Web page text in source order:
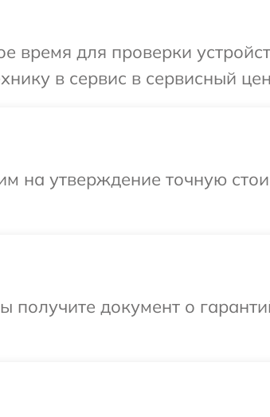
время для проверки
в сервис в сервисный
на утверждение точную
документ о